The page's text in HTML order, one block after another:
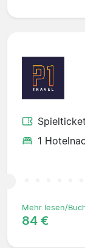
1
Mehr lesen/
84 €